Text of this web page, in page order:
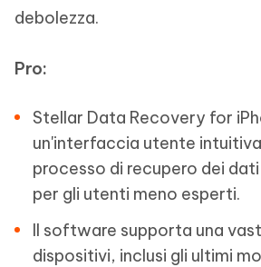
debolezza.
Pro:
Stellar Data Recovery for
un'interfaccia utente
processo di recupero dei
per gli utenti meno esperti.
Il software supporta una
dispositivi, inclusi gli ultimi